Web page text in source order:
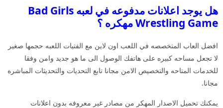
هل يوجد اعلانات مدفوعه في لعبه Bad Girls
Wrestling Game مهكره ؟
افضل العاب المتخصصه في اللعب اون لاين مع الفتيات اللعبه حجمها صغير
لا تجعل مساحه كبيره على هاتفك الوصول الى ما هو جديد وامن وفقا
للخدمات المتاحه والتخصيص الامن مجانا تابع التحديات والتحديثات المباشره
مجانا.
يمكنك تحميل الاصدار المهكر من مصادر غير معروفه بدون اعلانات